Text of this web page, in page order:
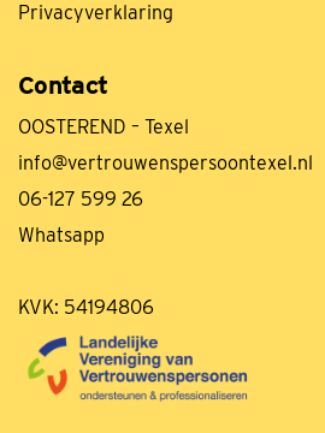
Privacyverklaring
Contact
OOSTEREND – Texel
info@vertrouwenspersoontexel.nl
06-127 599 26
Whatsapp
KVK: 54194806